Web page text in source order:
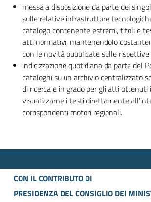
messa a disposizione da parte dei
sulle relative infrastrutture
catalogo contenente estremi, titoli e
atti normativi, mantenendolo
con le novità pubblicate sulle
indicizzazione quotidiana da parte del
cataloghi su un archivio centralizzato
di ricerca e in grado per gli atti ottenuti
visualizzarne i testi direttamente
corrispondenti motori regionali.
CON IL CONTRIBUTO DI
PRESIDENZA DEL CONSIGLIO DEI